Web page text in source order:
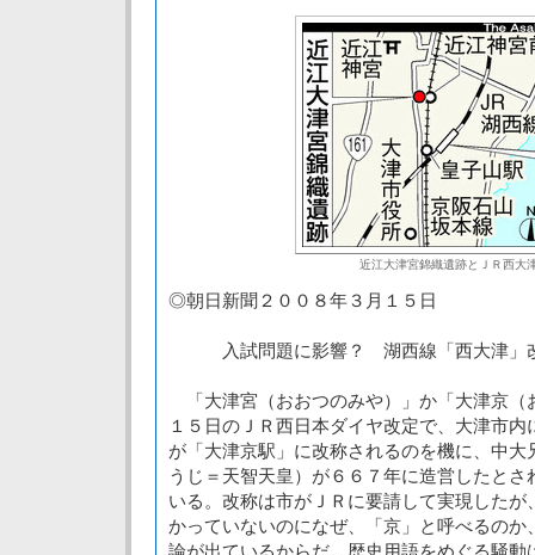
近江大津宮錦織遺跡とＪＲ西大
◎朝日新聞２００８年３月１５日
入試問題に影響？ 湖西線「西大津」改
「大津宮（おおつのみや）」か「大津京
１５日のＪＲ西日本ダイヤ改定で、大津市
が「大津京駅」に改称されるのを機に、中
うじ＝天智天皇）が６６７年に造営したと
いる。改称は市がＪＲに要請して実現した
かっていないのになぜ、「京」と呼べるのか
論が出ているからだ。歴史用語をめぐる騒動